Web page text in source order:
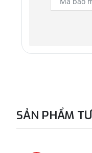
SẢN PHẨM